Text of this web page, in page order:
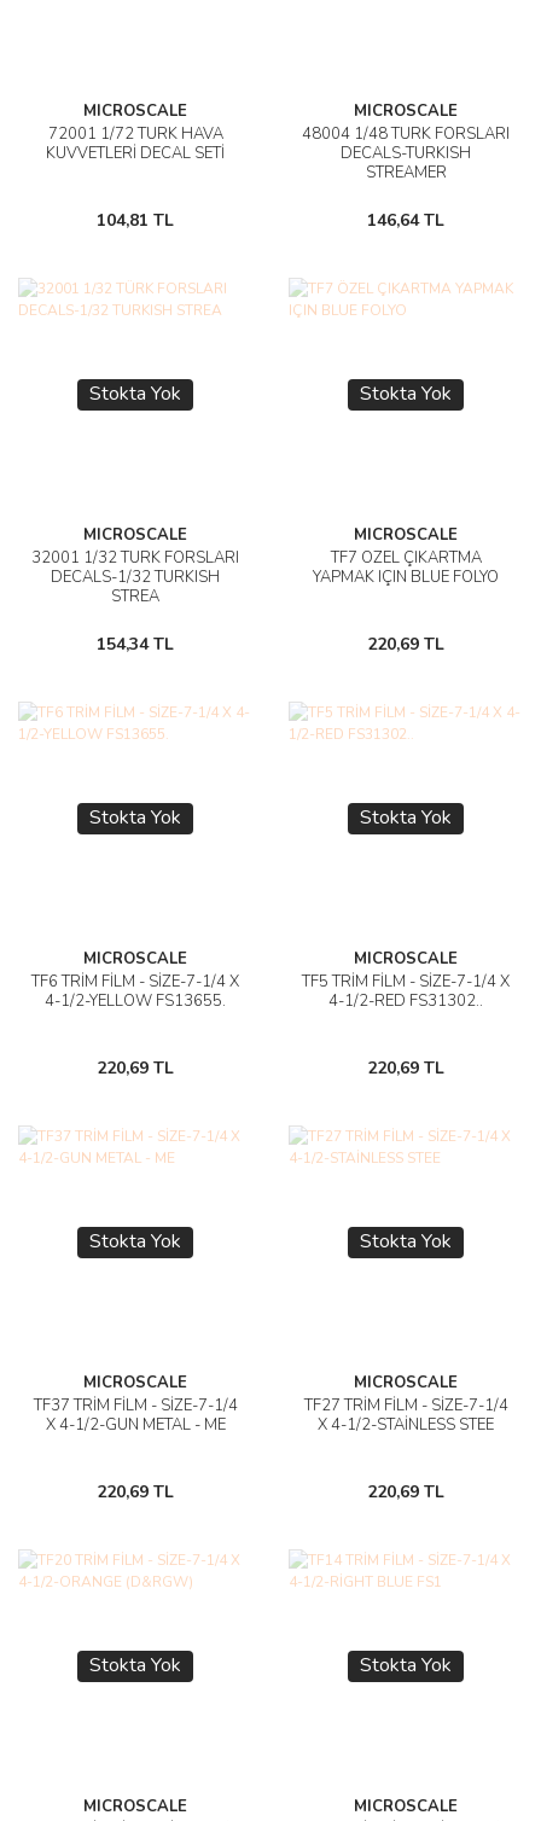
MICROSCALE
72001 1/72 TÜRK HAVA
KUVVETLERİ DECAL SETİ
104,81 TL
MICROSCALE
48004 1/48 TÜRK FORSLARI
DECALS-TURKISH
STREAMER
146,64 TL
Stokta Yok
MICROSCALE
32001 1/32 TÜRK FORSLARI
DECALS-1/32 TURKISH
STREA
154,34 TL
Stokta Yok
MICROSCALE
TF7 ÖZEL ÇIKARTMA
YAPMAK IÇIN BLUE FOLYO
220,69 TL
Stokta Yok
MICROSCALE
TF6 TRİM FİLM - SİZE-7-1/4 X
4-1/2-YELLOW FS13655.
220,69 TL
Stokta Yok
MICROSCALE
TF5 TRİM FİLM - SİZE-7-1/4 X
4-1/2-RED FS31302..
220,69 TL
Stokta Yok
MICROSCALE
TF37 TRİM FİLM - SİZE-7-1/4
X 4-1/2-GUN METAL - ME
220,69 TL
Stokta Yok
MICROSCALE
TF27 TRİM FİLM - SİZE-7-1/4
X 4-1/2-STAİNLESS STEE
220,69 TL
Stokta Yok
MICROSCALE
Stokta Yok
MICROSCALE